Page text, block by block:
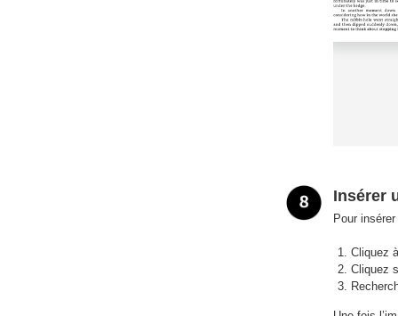
Insérer
Pour
Cliquez
Cliquez